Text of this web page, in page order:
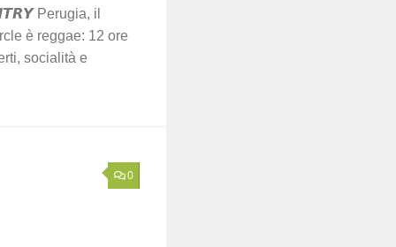
Perugia, il
è reggae: 12 ore
socialità e
0